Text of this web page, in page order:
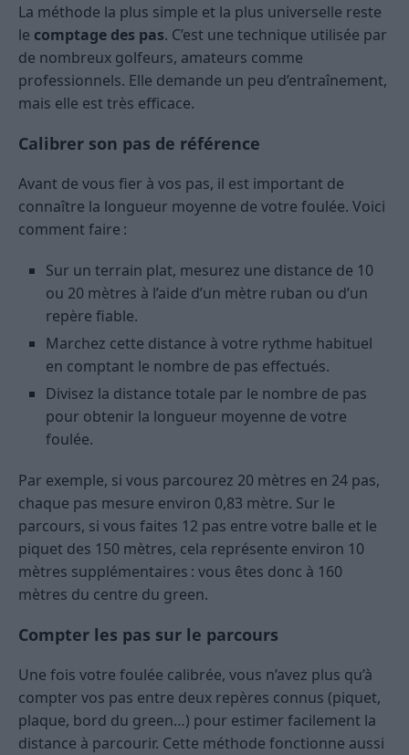
La méthode la plus simple et la plus universelle reste
le comptage des pas. C’est une technique utilisée par
de nombreux golfeurs, amateurs comme
professionnels. Elle demande un peu d’entraînement,
mais elle est très efficace.
Calibrer son pas de référence
Avant de vous fier à vos pas, il est important de
connaître la longueur moyenne de votre foulée. Voici
comment faire :
Sur un terrain plat, mesurez une distance de 10
ou 20 mètres à l’aide d’un mètre ruban ou d’un
repère fiable.
Marchez cette distance à votre rythme habituel
en comptant le nombre de pas effectués.
Divisez la distance totale par le nombre de pas
pour obtenir la longueur moyenne de votre
foulée.
Par exemple, si vous parcourez 20 mètres en 24 pas,
chaque pas mesure environ 0,83 mètre. Sur le
parcours, si vous faites 12 pas entre votre balle et le
piquet des 150 mètres, cela représente environ 10
mètres supplémentaires : vous êtes donc à 160
mètres du centre du green.
Compter les pas sur le parcours
Une fois votre foulée calibrée, vous n’avez plus qu’à
compter vos pas entre deux repères connus (piquet,
plaque, bord du green…) pour estimer facilement la
distance à parcourir. Cette méthode fonctionne aussi